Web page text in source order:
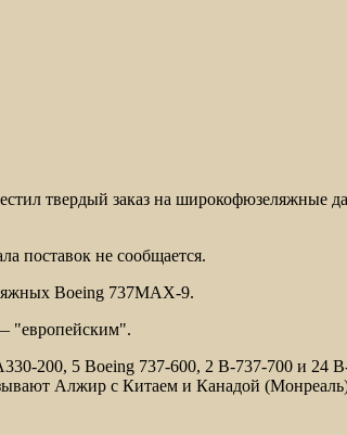
твердый заказ на широкофюзеляжные
поставок не сообщается.
Boeing 737MAX-9.
"европейским".
200, 5 Boeing 737-600, 2 B-737-700 и 24
Алжир с Китаем и Канадой